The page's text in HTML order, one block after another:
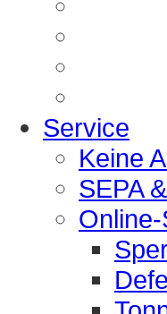
Service
Keine
SEPA